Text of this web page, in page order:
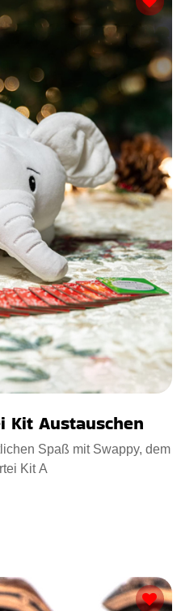
Kit Austauschen
Spaß mit Swappy, dem
Kit A